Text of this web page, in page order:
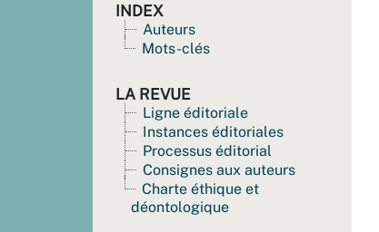
INDEX
Auteurs
Mots-clés
LA REVUE
Ligne éditoriale
Instances éditoriales
Processus éditorial
Consignes aux auteurs
Charte éthique et
déontologique